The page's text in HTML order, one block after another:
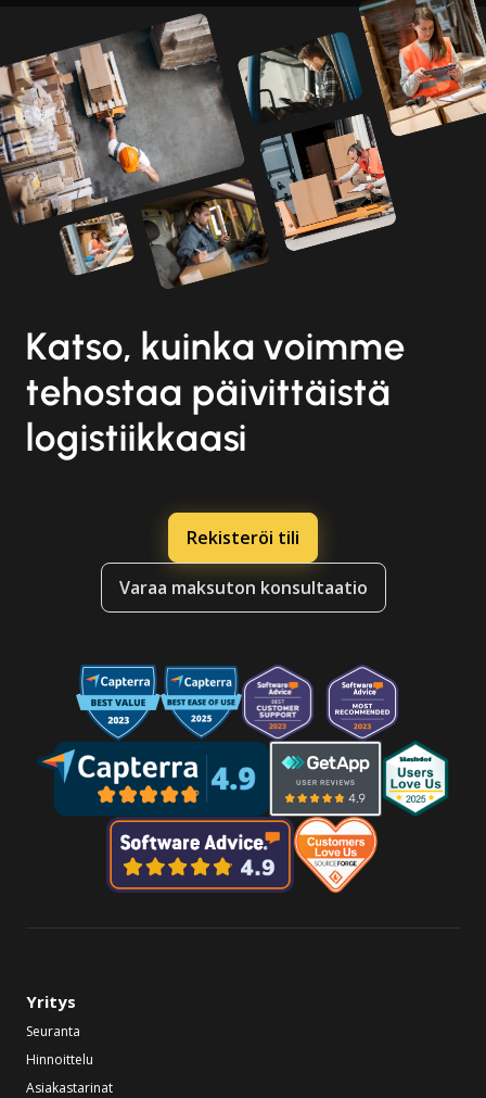
Katso, kuinka voimme
tehostaa päivittäistä
logistiikkaasi
Rekisteröi tili
Varaa maksuton konsultaatio
Yritys
Seuranta
Hinnoittelu
Asiakastarinat